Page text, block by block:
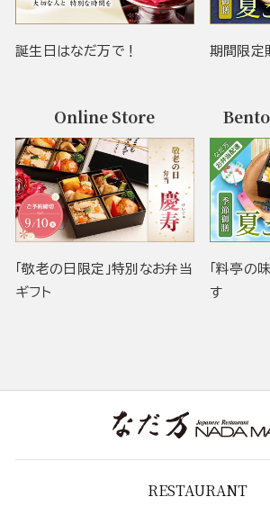
誕生日はなだ万で！ 期間限定
Online Store
「敬老の日限定」特別なお弁当
ギフト
「料亭の
す
RESTAURANT